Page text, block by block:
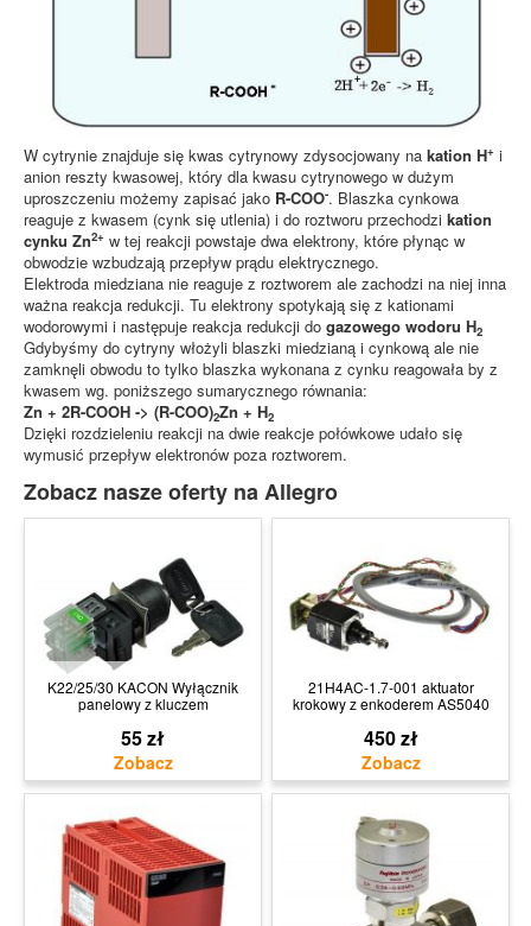
W cytrynie znajduje się kwas cytrynowy zdysocjowany na kation H+ i
anion reszty kwasowej, który dla kwasu cytrynowego w dużym
uproszczeniu możemy zapisać jako R-COO-. Blaszka cynkowa
reaguje z kwasem (cynk się utlenia) i do roztworu przechodzi kation
cynku Zn2+ w tej reakcji powstaje dwa elektrony, które płynąc w
obwodzie wzbudzają przepływ prądu elektrycznego.
Elektroda miedziana nie reaguje z roztworem ale zachodzi na niej inna
ważna reakcja redukcji. Tu elektrony spotykają się z kationami
wodorowymi i następuje reakcja redukcji do gazowego wodoru H2
Gdybyśmy do cytryny włożyli blaszki miedzianą i cynkową ale nie
zamknęli obwodu to tylko blaszka wykonana z cynku reagowała by z
kwasem wg. poniższego sumarycznego równania:
Zn + 2R-COOH -> (R-COO)2Zn + H2
Dzięki rozdzieleniu reakcji na dwie reakcje połówkowe udało się
wymusić przepływ elektronów poza roztworem.
Zobacz nasze oferty na Allegro
K22/25/30 KACON Wyłącznik
panelowy z kluczem
55 zł
21H4AC-1.7-001 aktuator
krokowy z enkoderem AS5040
450 zł